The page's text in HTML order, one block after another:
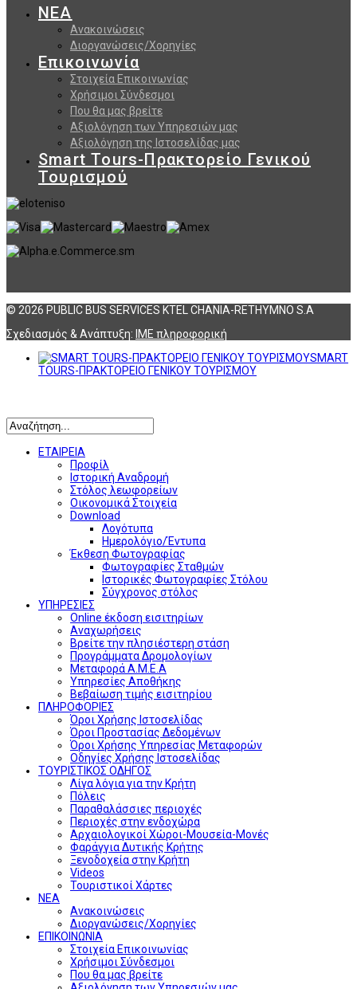
ΝΕΑ
Ανακοινώσεις
Διοργανώσεις/Χορηγίες
Επικοινωνία
Στοιχεία Επικοινωνίας
Χρήσιμοι Σύνδεσμοι
Που θα μας βρείτε
Αξιολόγηση των Υπηρεσιών μας
Αξιολόγηση της Ιστοσελίδας μας
Smart Tours-Πρακτορείο Γενικού
Τουρισμού
© 2026 PUBLIC BUS SERVICES KTEL CHANIA-RETHYMNO S.A
Σχεδιασμός & Ανάπτυξη: ΙΜΕ πληροφορική
SMART
TOURS-ΠΡΑΚΤΟΡΕΙΟ ΓΕΝΙΚΟΥ ΤΟΥΡΙΣΜΟΥ
ΕΤΑΙΡΕΙΑ
Προφίλ
Ιστορική Αναδρομή
Στόλος λεωφορείων
Οικονομικά Στοιχεία
Download
Λογότυπα
Ημερολόγιο/Έντυπα
Έκθεση Φωτογραφίας
Φωτογραφίες Σταθμών
Ιστορικές Φωτογραφίες Στόλου
Σύγχρονος στόλος
ΥΠΗΡΕΣΙΕΣ
Online έκδοση εισιτηρίων
Αναχωρήσεις
Βρείτε την πλησιέστερη στάση
Προγράμματα Δρομολογίων
Μεταφορά Α.Μ.Ε.Α
Υπηρεσίες Αποθήκης
Βεβαίωση τιμής εισιτηρίου
ΠΛΗΡΟΦΟΡΙΕΣ
Όροι Χρήσης Ιστοσελίδας
Όροι Προστασίας Δεδομένων
Όροι Χρήσης Υπηρεσίας Μεταφορών
Οδηγίες Χρήσης Ιστοσελίδας
ΤΟΥΡΙΣΤΙΚΟΣ ΟΔΗΓΟΣ
Λίγα λόγια για την Κρήτη
Πόλεις
Παραθαλάσσιες περιοχές
Περιοχές στην ενδοχώρα
Αρχαιολογικοί Χώροι-Μουσεία-Μονές
Φαράγγια Δυτικής Κρήτης
Ξενοδοχεία στην Κρήτη
Videos
Τουριστικοί Χάρτες
ΝΕΑ
Ανακοινώσεις
Διοργανώσεις/Χορηγίες
ΕΠΙΚΟΙΝΩΝΙΑ
Στοιχεία Επικοινωνίας
Χρήσιμοι Σύνδεσμοι
Που θα μας βρείτε